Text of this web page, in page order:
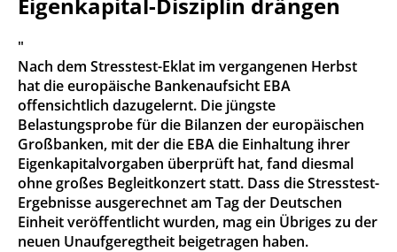
"
Nach dem Stresstest-Eklat im vergangenen Herbst
hat die europäische Bankenaufsicht EBA
offensichtlich dazugelernt. Die jüngste
Belastungsprobe für die Bilanzen der europäischen
Großbanken, mit der die EBA die Einhaltung ihrer
Eigenkapitalvorgaben überprüft hat, fand diesmal
ohne großes Begleitkonzert statt. Dass die Stresstest-
Ergebnisse ausgerechnet am Tag der Deutschen
Einheit veröffentlicht wurden, mag ein Übriges zu der
neuen Unaufgeregtheit beigetragen haben.